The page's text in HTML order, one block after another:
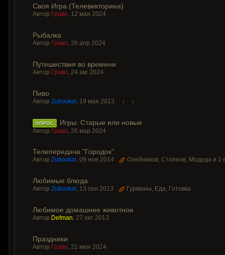
Своя Игра (Телевикторина)
Автор Граво, 12 мая 2024
Рыбалка
Автор Граво, 26 апр 2024
Путешествия во времени
Автор Граво, 24 авг 2024
Пиво
Автор Zuboskal , 19 мая 2013 1 2
ОПРОС Игры: Старые или новые
Автор Граво, 26 мар 2024
Телепередача "Городок"
Автор Zuboskal , 09 ноя 2014 Олейников, Стоянов, Модеда и 1
Любимые блюда
Автор Zuboskal , 13 сен 2013 Гурманы, Еда, Готовка
Любимое домашнее животное
Автор Defman, 27 окт 2013
Праздники
Автор Граво, 21 июн 2024